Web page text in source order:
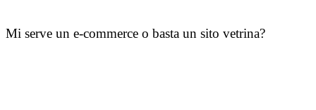
Mi serve un e-commerce o basta un sito vetrina?